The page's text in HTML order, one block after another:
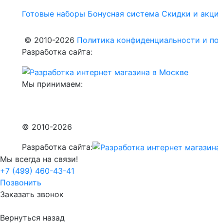
Готовые наборы Бонусная система Скидки и
© 2010-2026 Политика конфиденциальности и
Разработка сайта:
Мы принимаем:
© 2010-2026
Разработка сайта:
Мы всегда на связи!
+7 (499) 460-43-41
Позвонить
Заказать звонок
Вернуться назад